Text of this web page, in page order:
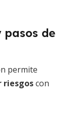
de
permite
riesgoscon